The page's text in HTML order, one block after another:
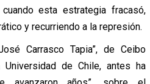
esta estrategia fracasó,
y recurriendo a la represión.
Carrasco Tapia”, de Ceibo
de Chile, antes ha